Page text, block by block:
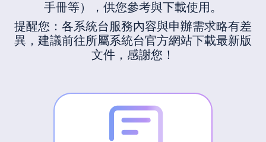
手冊等），供您參考與下載使用。
提醒您：各系統台服務內容與申辦需求略有差
異，建議前往所屬系統台官方網站下載最新版
文件，感謝您！